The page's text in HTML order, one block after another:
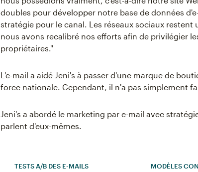
doubles pour développer notre base de données
stratégie pour le canal. Les réseaux sociaux restent
nous avons recalibré nos efforts afin de privilégier
propriétaires."
L'e-mail a aidé Jeni's à passer d'une marque de
force nationale. Cependant, il n'a pas simplement
Jeni's a abordé le marketing par e-mail avec
parlent d'eux-mêmes.
TESTS A/B DES E-MAILS
MODÈLES